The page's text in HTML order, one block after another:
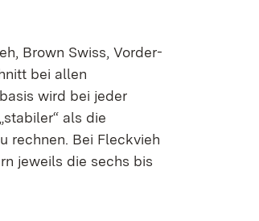
Brown Swiss, Vorder-
bei allen
wird bei jeder
als die
rechnen. Bei Fleckvieh
jeweils die sechs bis